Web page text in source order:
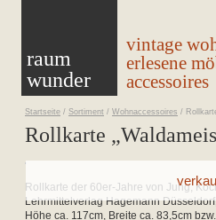
raum
wunder
vintage
erlesene
accessoires
Startseite / Sortiment / Wohnaccessoires /
Rollkarte
Rollkarte der 60er-Jahre von Jung,
Lehrmittelverlag Hagemann
Höhe ca. 117cm, Breite ca. 83,5cm